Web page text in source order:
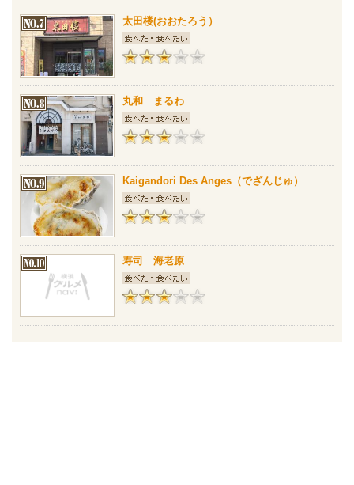
太田楼(おおたろう）
丸和 まるわ
Kaigandori Des Anges（でざんじゅ）
寿司 海老原